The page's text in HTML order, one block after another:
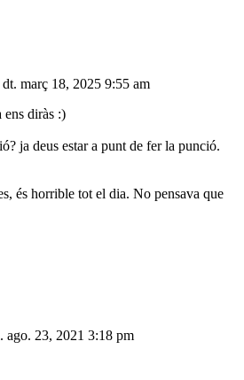
dt. març 18, 2025 9:55 am
ens diràs :)
ja deus estar a punt de fer la punció.
és horrible tot el dia. No pensava que
ago. 23, 2021 3:18 pm